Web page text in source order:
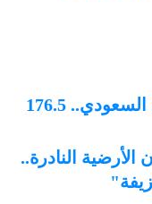
قفزة تاريخية لإيرادات النفط السعودي.. 176.5
الأرضية النادرة..